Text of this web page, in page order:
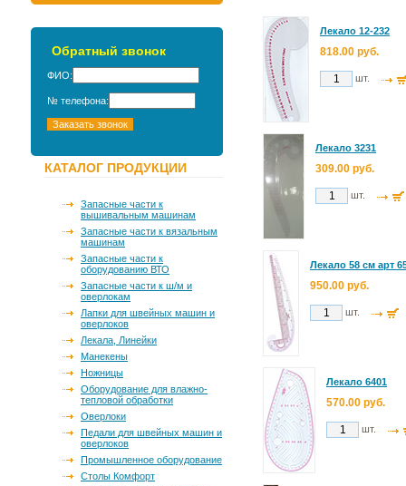
Обратный звонок
ФИО:
№ телефона:
КАТАЛОГ ПРОДУКЦИИ
Запасные части к
вышивальным машинам
Запасные части к вязальным
машинам
Запасные части к
оборудованию ВТО
Запасные части к ш/м и
оверлокам
Лапки для швейных машин и
оверлоков
Лекала, Линейки
Манекены
Ножницы
Оборудование для влажно-
тепловой обработки
Оверлоки
Педали для швейных машин и
оверлоков
Промышленное оборудование
Столы Комфорт
Лекало 12-232
818.00 руб.
шт.
Лекало 3231
309.00 руб.
шт.
Лекало 58 см арт
950.00 руб.
шт.
Лекало 6401
570.00 руб.
шт.